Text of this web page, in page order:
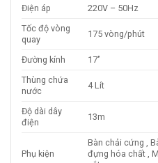
Điện áp
220V – 50Hz
Tốc độ vòng
quay
175 vòng/phút
Đường kính
17’’
Thùng chứa
nước
4 Lít
Độ dài dây
điện
13m
Phụ kiện
Bàn chải cứng ,
đựng hóa chất ,